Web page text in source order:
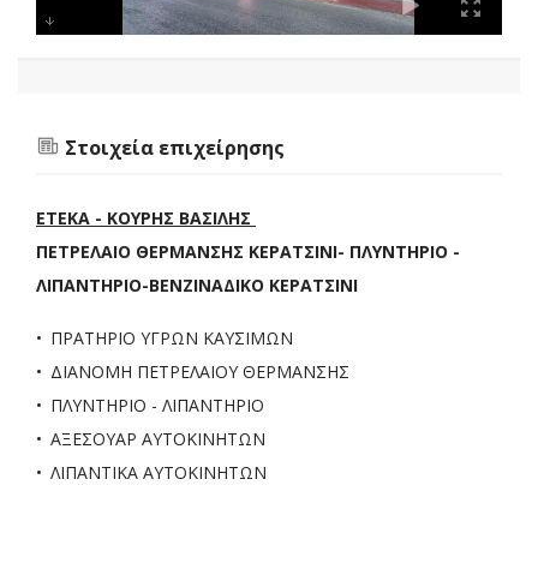
Στοιχεία επιχείρησης
ΕΤΕΚΑ - ΚΟΥΡΗΣ ΒΑΣΙΛΗΣ
ΠΕΤΡΕΛΑΙΟ ΘΕΡΜΑΝΣΗΣ ΚΕΡΑΤΣΙΝΙ- ΠΛΥΝΤΗΡΙΟ -
ΛΙΠΑΝΤΗΡΙΟ-ΒΕΝΖΙΝΑΔΙΚΟ ΚΕΡΑΤΣΙΝΙ
ΠΡΑΤΗΡΙΟ ΥΓΡΩΝ ΚΑΥΣΙΜΩΝ
ΔΙΑΝΟΜΗ ΠΕΤΡΕΛΑΙΟΥ ΘΕΡΜΑΝΣΗΣ
ΠΛΥΝΤΗΡΙΟ - ΛΙΠΑΝΤΗΡΙΟ
ΑΞΕΣΟΥΑΡ ΑΥΤΟΚΙΝΗΤΩΝ
ΛΙΠΑΝΤΙΚΑ ΑΥΤΟΚΙΝΗΤΩΝ